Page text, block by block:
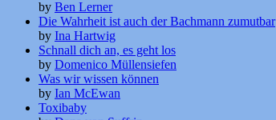
by Ben Lerner
Die Wahrheit ist auch der Bachmann zumutbar
by Ina Hartwig
Schnall dich an, es geht los
by Domenico Müllensiefen
Was wir wissen können
by Ian McEwan
Toxibaby